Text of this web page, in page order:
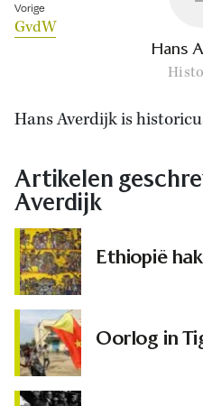
Vorige
GvdW
Hans
Hans Averdijk is
Artikelen
Averdijk
Ethiopië
Oorlog in